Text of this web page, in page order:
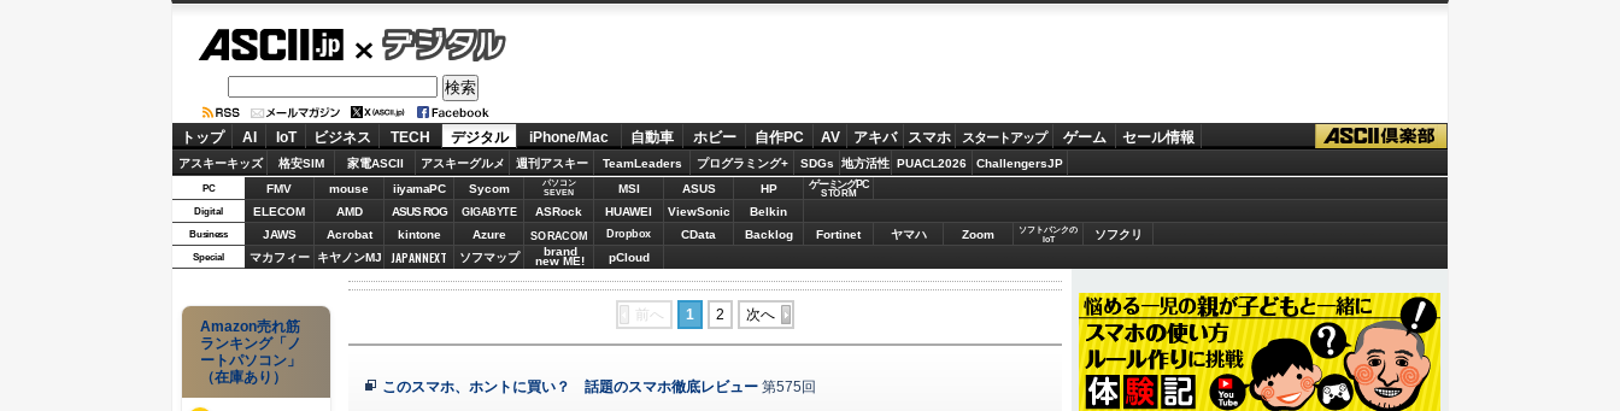
デジタル
トップ AI IoT ビジネス TECH デジタル iPhone/Mac 自動車 ホビー 自作PC AV アキバ スマホ スタートアップ ゲーム セール情報
アスキーキッズ 格安SIM 家電ASCII アスキーグルメ 週刊アスキー TeamLeaders プログラミング+ SDGs 地方活性 PUACL2026 ChallengersJP
PC FMV mouse iiyamaPC Sycom
パソコン
SEVEN
MSI ASUS HP ゲーミングPC
STORM
Digital ELECOM AMD ASUS ROG GIGABYTE ASRock HUAWEI ViewSonic Belkin
Business JAWS Acrobat kintone Azure SORACOM Dropbox CData Backlog Fortinet ヤマハ Zoom
ソフトバンクの
IoT
ソフクリ
Special マカフィー キヤノンMJ JAPANNEXT ソフマップ brand
new ME! pCloud
前へ 1 2 次へ
このスマホ、ホントに買い？ 話題のスマホ徹底レビュー 第575回
Amazon売れ筋
ランキング「ノ
ートパソコン」
（在庫あり）